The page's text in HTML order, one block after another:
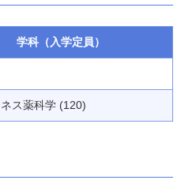
学科（入学定員）
ス薬科学 (120)